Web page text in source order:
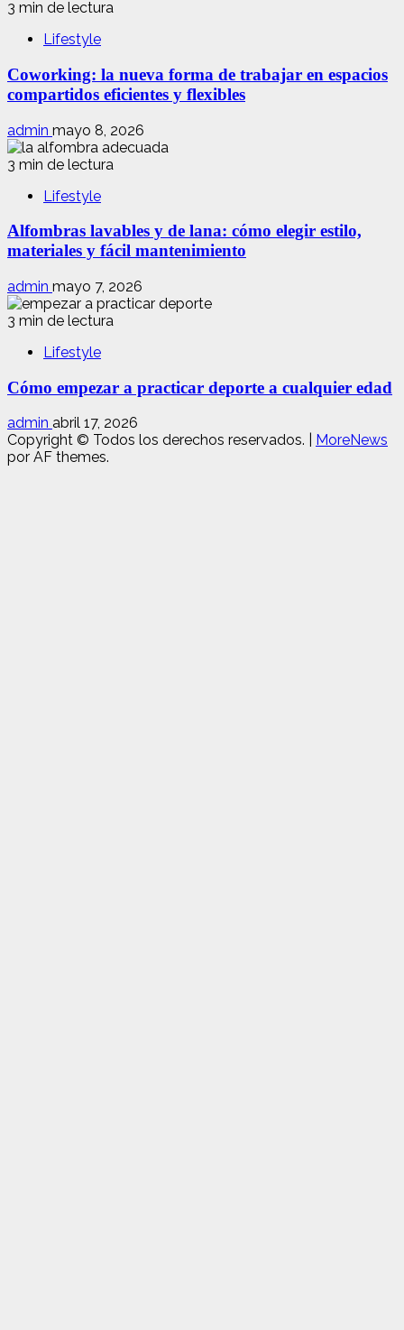
3 min de lectura
Lifestyle
Coworking: la nueva forma de trabajar en espacios
compartidos eficientes y flexibles
admin mayo 8, 2026
3 min de lectura
Lifestyle
Alfombras lavables y de lana: cómo elegir estilo,
materiales y fácil mantenimiento
admin mayo 7, 2026
3 min de lectura
Lifestyle
Cómo empezar a practicar deporte a cualquier edad
admin abril 17, 2026
Copyright © Todos los derechos reservados.
MoreNews
por AF themes.